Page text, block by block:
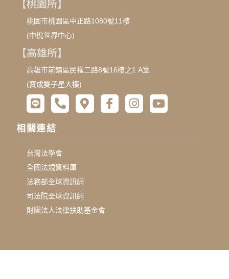
【桃園所】
桃園市桃園區中正路1080號11樓
(中悅世界中心)
【高雄所】
高雄市前鎮區民權二路8號16樓之1 A室
(寶成雙子星大樓)
相關連結
台灣法學會
全國法規資料庫
法務部全球資訊網
司法院全球資訊網
財團法人法律扶助基金會